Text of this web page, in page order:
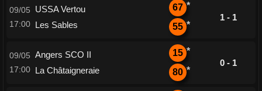
09/05
17:00
USSA Vertou
Les Sables
67 *
55 *
1 - 1
09/05
17:00
Angers SCO II
La Châtaigneraie
15 *
80 *
0 - 1